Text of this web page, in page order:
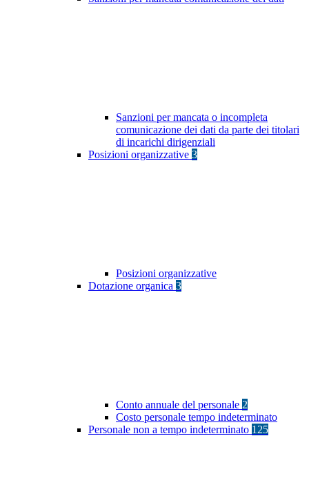
Sanzioni per mancata o incompleta
comunicazione dei dati da parte dei titolari
di incarichi dirigenziali
Posizioni organizzative 3
Posizioni organizzative
Dotazione organica 3
Conto annuale del personale 2
Costo personale tempo indeterminato
Personale non a tempo indeterminato 125